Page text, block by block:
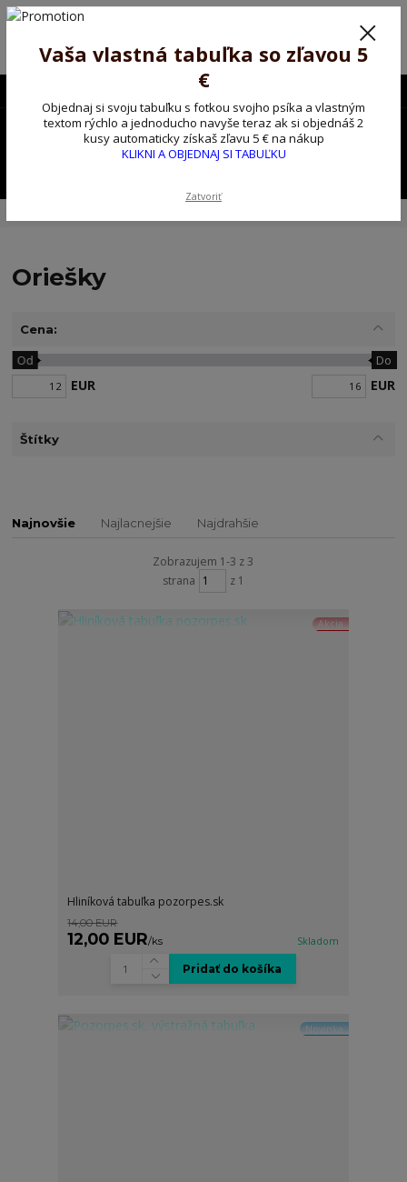
Poprosíme ctených zákazníkov o trpezlivosť, v tomto období máme
Preto sme Vám pripravili malý darček ako ospravedlnenie.
!!! ZĽAVA 5€ na PRVÚ objednávku nad 30€ s kódom pozorpes5 !!!
0,00 EUR
Oriešky
Cena:
EUR
Od Do
EUR
Štítky
Najnovšie Najlacnejšie Najdrahšie
Zobrazujem 1-3 z 3
strana
z 1
Akcia
Hliníková tabuľka pozorpes.sk
14,00 EUR
12,00 EUR/ks Skladom
Pridať do košíka
Novinka
Vaša vlastná tabuľka so zľavou 5
€
Objednaj si svoju tabuľku s fotkou svojho psíka a vlastným
textom rýchlo a jednoducho navyše teraz ak si objednáš 2
kusy automaticky získaš zľavu 5 € na nákup
KLIKNI A OBJEDNAJ SI TABUĽKU
Zatvoriť